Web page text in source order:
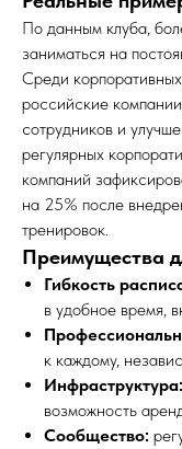
По данным клуба,
заниматься на
Среди
российские
сотрудников и
регулярных
компаний
на 25% после
тренировок.
Преимущества
Гибкость
в удобное время,
к каждому,
Инфраструктура:
возможность
Сообщество: